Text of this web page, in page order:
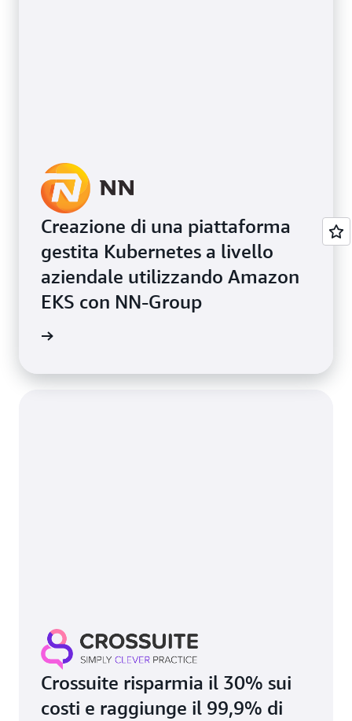
Creazione di una piattaforma
gestita Kubernetes a livello
aziendale utilizzando Amazon
EKS con NN-Group
Crossuite risparmia il 30% sui
costi e raggiunge il 99,9% di